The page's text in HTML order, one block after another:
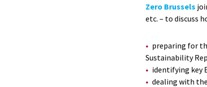
Zero Brussels
etc. – to discuss
preparing for
Sustainability
identifying key
dealing with